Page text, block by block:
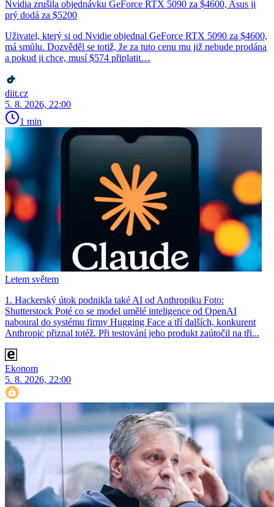
Nvidia zrušila objednávku GeForce RTX 5090 za $4600, Asus ji
prý dodá za $5200
Uživatel, který si od Nvidie objednal GeForce RTX 5090 za $4600,
má smůlu. Dozvěděl se totiž, že za tuto cenu mu již nebude prodána
a pokud ji chce, musí $574 připlatit…
diit.cz
5. 8. 2026, 22:00
1 min
Letem světem
1. Hackerský útok podnikla také AI od Anthropiku Foto:
Shutterstock Poté co se model umělé inteligence od OpenAI
naboural do systému firmy Hugging Face a tří dalších, konkurent
Anthro­pic přiznal totéž. Při testování jeho produkt zaútočil na tři...
Ekonom
5. 8. 2026, 22:00